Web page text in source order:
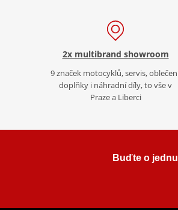
2x multibrand showroom
9 značek motocyklů, servis,
doplňky i náhradní díly, to vše v
Praze a Liberci
Buďte o